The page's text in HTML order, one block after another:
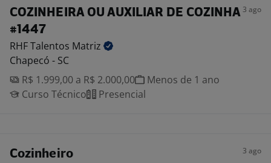
COZINHEIRA OU AUXILIAR DE COZINHA
#1447
3 ago
RHF Talentos Matriz
Chapecó - SC
R$ 1.999,00 a R$ 2.000,00
Menos de 1 ano
Curso Técnico
Presencial
Cozinheiro 3 ago